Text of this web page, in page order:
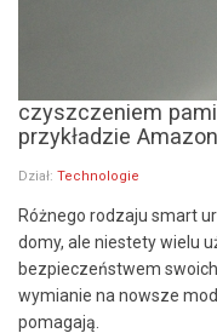
czyszczeniem
przykładzie
Dział: Technologie
Różnego rodzaju smart
domy, ale niestety wielu
bezpieczeństwem
wymianie na nowsze
pomagają.